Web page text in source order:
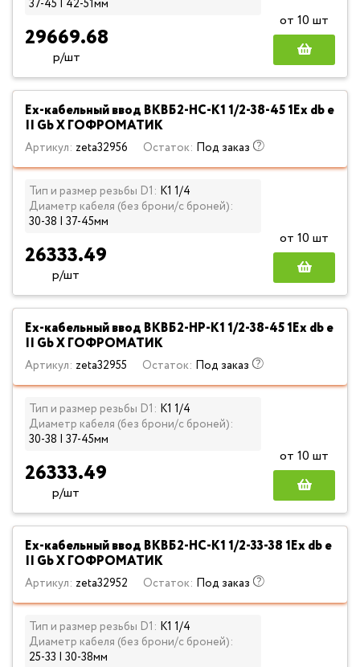
37-45 | 42-51мм
29669.68
р/шт
от 10 шт
Ех-кабельный ввод ВКВБ2-НС-К1 1/2-38-45 1Ex db e
II Gb X ГОФРОМАТИК
Артикул: zeta32956 Остаток: Под заказ
Тип и размер резьбы D1: К1 1/4
Диаметр кабеля (без брони/с броней):
30-38 | 37-45мм
26333.49
р/шт
от 10 шт
Ех-кабельный ввод ВКВБ2-НР-К1 1/2-38-45 1Ex db e
II Gb X ГОФРОМАТИК
Артикул: zeta32955 Остаток: Под заказ
Тип и размер резьбы D1: К1 1/4
Диаметр кабеля (без брони/с броней):
30-38 | 37-45мм
26333.49
р/шт
от 10 шт
Ех-кабельный ввод ВКВБ2-НС-К1 1/2-33-38 1Ex db e
II Gb X ГОФРОМАТИК
Артикул: zeta32952 Остаток: Под заказ
Тип и размер резьбы D1: К1 1/4
Диаметр кабеля (без брони/с броней):
25-33 | 30-38мм